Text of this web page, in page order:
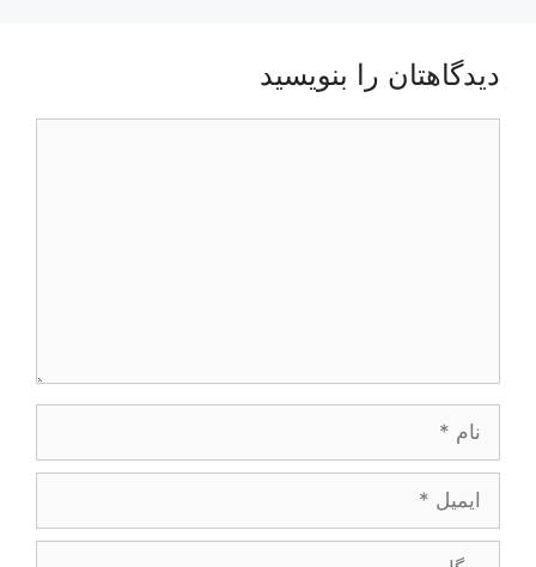
دیدگاهتان را بنویسید
ایمیل
وبگاه